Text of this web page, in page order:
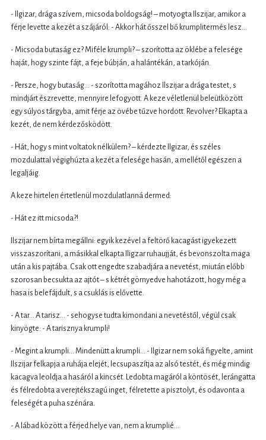
- Ilgizar, drága szívem, micsoda boldogság! – motyogta Ilszijar, amikor a
férje levette a kezét a szájáról: - Akkor hát ősszel bő krumplitermés lesz…
- Micsoda butaság ez? Miféle krumpli? – szorította az öklébe a felesége
haját, hogy szinte fájt, a feje búbján, a halántékán, a tarkóján.
- Persze, hogy butaság… - szorította magához Ilszijar a drága testet, s
mindjárt észrevette, mennyire lefogyott. A keze véletlenül beleütközött
egy súlyos tárgyba, amit férje az övébe tűzve hordott. Revolver? Elkapta a
kezét, de nem kérdezősködött.
- Hát, hogy s mint voltatok nélkülem? – kérdezte Ilgizar, és széles
mozdulattal végighúzta a kezét a felesége hasán, a mellétől egészen a
legaljáig.
A keze hirtelen értetlenül mozdulatlanná dermed:
- Hát ez itt micsoda?!
Ilszijar nem bírta megállni: egyik kezével a feltörő kacagást igyekezett
visszaszorítani, a másikkal elkapta Iligzar ruhaujját, és bevonszolta maga
után a kis pajtába. Csak ott engedte szabadjára a nevetést, miután előbb
szorosan becsukta az ajtót – s kétrét görnyedve hahotázott, hogy még a
hasa is belefájdult, s a csuklás is elővette.
- A tar… A tarisz… - sehogyse tudta kimondani a nevetéstől, végül csak
kinyögte: - A tarisznya krumpli!
- Megint a krumpli… Mindenütt a krumpli… - Ilgizar nem soká figyelte, amint
Ilszijar felkapja a ruhája elejét, lecsupaszítja az alsó testét, és még mindig
kacagva leoldja a hasáról a kincsét. Ledobta magáról a köntösét, lerángatta
és félredobta a verejtékszagú inget, félretette a pisztolyt, és odavonta a
feleségét a puha szénára.
- A lábad között a férjed helye van, nem a krumplié…